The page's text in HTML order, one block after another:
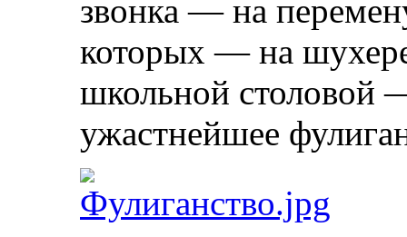
звонка — на
которых — на
школьной
ужастнейшее